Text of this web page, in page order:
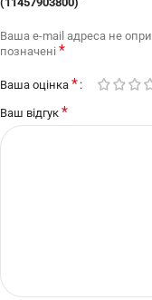
Ваша e-mail адреса не
позначені *
Ваша оцінка *
Ваш відгук *